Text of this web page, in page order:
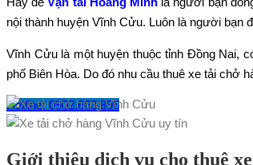
nội thành huyện Vĩnh Cửu. Luôn là người bạn
Vĩnh Cửu là một huyện thuộc tỉnh Đồng Nai,
phố Biên Hòa. Do đó nhu cầu thuê xe tải chở
Hotline: 0902.663.896
Giới thiệu dịch vụ cho thuê